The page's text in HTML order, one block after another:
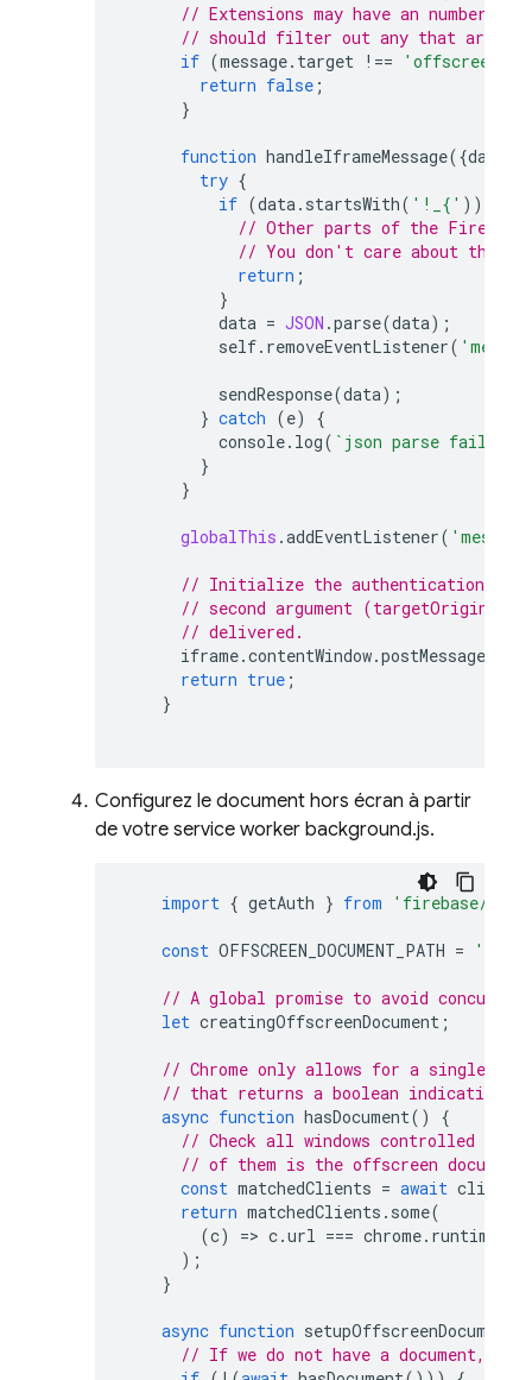
// Extensions may have an number of
// should filter out any that are not
if (message. target !== 'offscreen'
return false ;
}
function handleIframeMessage({data
try {
if (data. startsWith( '!_{' ))
// Other parts of the Firebase
// You don't care about
return ;
}
data = JSON .parse(data);
self. removeEventListener(
sendResponse(data);
} catch (e)
{
console. log( `json parse failed
}
}
globalThis .addEventListener(
// Initialize the authentication flow
// second argument (targetOrigin)
// delivered.
iframe.contentWindow.postMessage
return true ;
}
Configurez le document hors écran à partir
de votre service worker background.js.
import { getAuth } from 'firebase/
const OFFSCREEN_DOCUMENT_PATH = '/
// A global promise to avoid
let creatingOffscreenDocument ;
// Chrome only allows for a single
// that returns a boolean indicating if
async function hasDocument()
{
// Check all windows controlled by
// of them is the offscreen
const matchedClients = await clients
return matchedClients . some(
(c) => c.url === chrome. runtime
);
}
async function setupOffscreenDocument
// If we do not have a document, we